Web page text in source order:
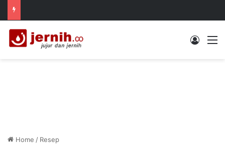
Log In
Home / Resep